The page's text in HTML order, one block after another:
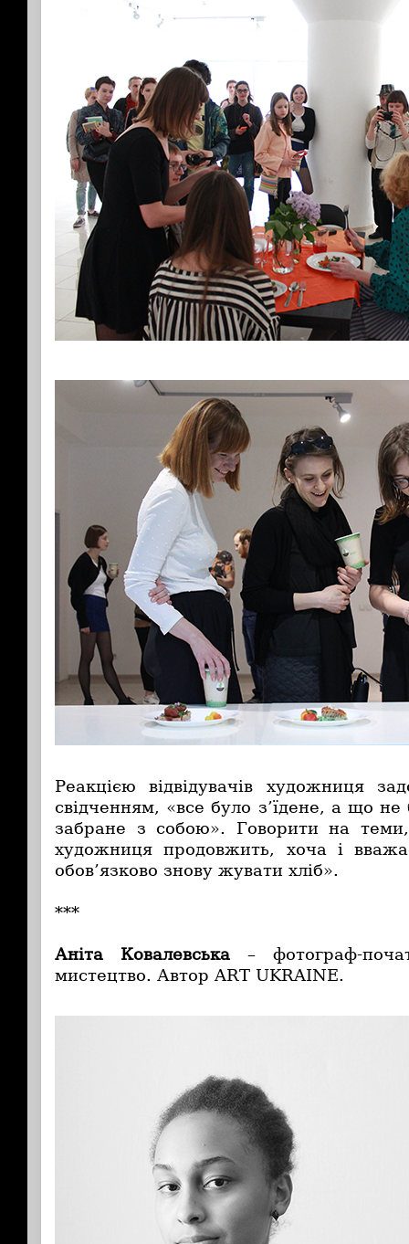
Реакцією відвідувачів художниця
свідченням, «все було з’їдене, а що не
забране з собою». Говорити на теми,
художниця продовжить, хоча і
обов’язково знову жувати хліб».
***
Аніта Ковалевська – фотограф-
мистецтво. Автор ART UKRAINE.